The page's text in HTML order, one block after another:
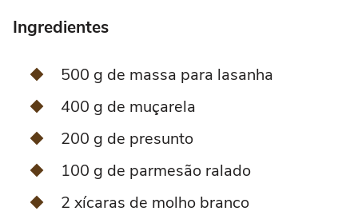
Ingredientes
500 g de massa para lasanha
400 g de muçarela
200 g de presunto
100 g de parmesão ralado
2 xícaras de molho branco